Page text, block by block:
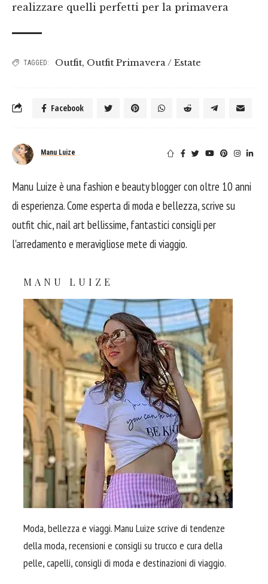
realizzare quelli perfetti per la primavera
TAGGED: Outfit, Outfit Primavera / Estate
Facebook
Manu Luize
Manu Luize è una fashion e beauty blogger con oltre 10 anni
di esperienza. Come esperta di moda e bellezza, scrive su
outfit chic, nail art bellissime, fantastici consigli per
l'arredamento e meravigliose mete di viaggio.
MANU LUIZE
Moda, bellezza e viaggi. Manu Luize scrive di tendenze
della moda, recensioni e consigli su trucco e cura della
pelle, capelli, consigli di moda e destinazioni di viaggio.